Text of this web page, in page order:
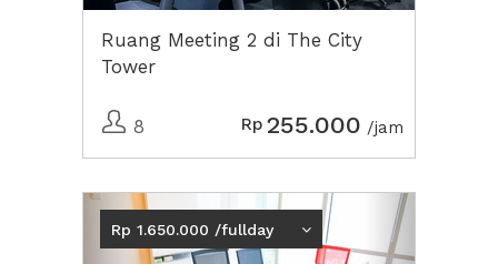
Ruang Meeting 2 di The City
Tower
8 Rp 255.000 /jam
Previous Next2
Rp 1.650.000 /fullday